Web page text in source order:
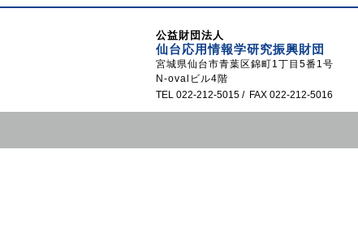
公益財団法人
仙台応用情報学研究振興財団
宮城県仙台市青葉区錦町1丁目5番1号
N-ovalビル4階
TEL 022-212-5015 / FAX 022-212-5016